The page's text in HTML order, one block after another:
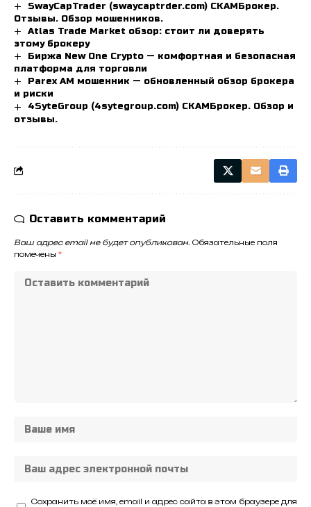
SwayCapTrader (swaycaptrder.com) СКАМБрокер.
Отзывы. Обзор мошенников.
Atlas Trade Market обзор: стоит ли доверять
этому брокеру
Биржа New One Crypto — комфортная и безопасная
платформа для торговли
Parex AM мошенник — обновленный обзор брокера
и риски
4SyteGroup (4sytegroup.com) СКАМБрокер. Обзор и
отзывы.
Оставить комментарий
Ваш адрес email не будет опубликован. Обязательные поля
помечены *
Сохранить моё имя, email и адрес сайта в этом браузере для